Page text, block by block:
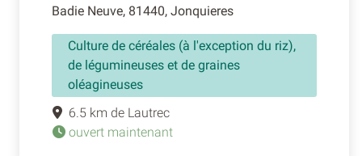
Badie Neuve, 81440, Jonquieres
Culture de céréales (à l'exception du riz),
de légumineuses et de graines
oléagineuses
6.5 km de Lautrec
ouvert maintenant